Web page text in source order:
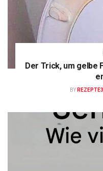
Der Trick, um gelbe
BY